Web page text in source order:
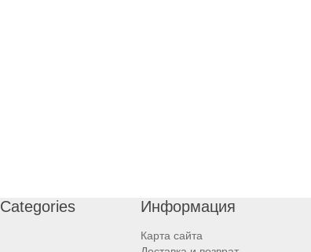
Categories Информация
Карта сайта